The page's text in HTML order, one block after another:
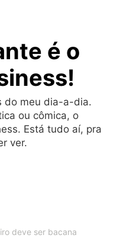
é o
do meu dia-a-dia.
ou cômica, o
Está tudo aí, pra
ver.
deve ser bacana